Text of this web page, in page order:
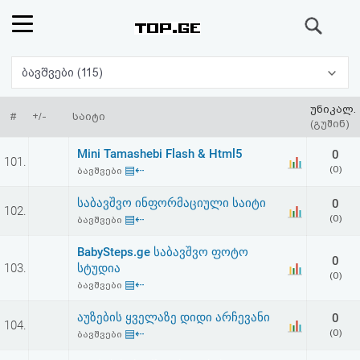
რეიტინგი
(მთავარი)
ფოსტა
ავტორიზაცია
პაროლის
ბავშვები (115)
# +/- საიტი
უნიკალ.
(გუშინ)
101.
Mini Tamashebi Flash & Html5
ბავშვები ▤⇠
0
(0)
102.
საბავშვო ინფორმაციული საიტი
ბავშვები ▤⇠
0
(0)
103.
BabySteps.ge საბავშვო ფოტო
სტუდია
ბავშვები ▤⇠
0
(0)
104.
აუზების ყველაზე დიდი არჩევანი
ბავშვები ▤⇠
0
(0)